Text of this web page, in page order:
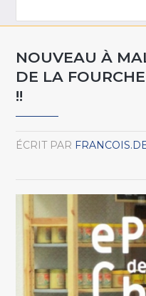
NOUVEAU À
DE LA
!!
ÉCRIT PAR